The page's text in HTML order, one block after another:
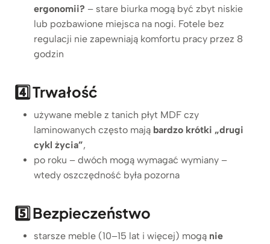
ergonomii? – stare biurka mogą być zbyt niskie
lub pozbawione miejsca na nogi. Fotele bez
regulacji nie zapewniają komfortu pracy przez 8
godzin
4️⃣ Trwałość
używane meble z tanich płyt MDF czy
laminowanych często mają bardzo krótki „drugi
cykl życia”,
po roku – dwóch mogą wymagać wymiany –
wtedy oszczędność była pozorna
5️⃣ Bezpieczeństwo
starsze meble (10–15 lat i więcej) mogą nie